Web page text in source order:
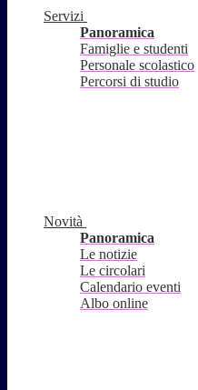
Servizi
Panoramica
Famiglie e studenti
Personale scolastico
Percorsi di studio
Novità
Panoramica
Le notizie
Le circolari
Calendario eventi
Albo online